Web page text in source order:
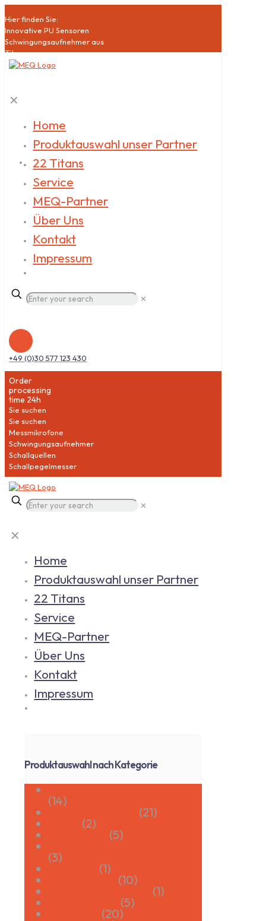
Hier finden Sie:
Innovative PU Sensoren
Schwingungsaufnehmer aus
Titan
Hochsensible Mikrophone
Klasse1 Schallpegelmesser
Datenlogger
Akustische
Messdienstleistungen
✕
Home
Produktauswahl unser Partner
22 Titans
Service
MEQ-Partner
Über Uns
Kontakt
Impressum
✕
+49 (0)30 577 123 430
Order
processing
time 24h
Sie suchen
Sie suchen
Messmikrofone
Schwingungsaufnehmer
Schallquellen
Schallpegelmesser
✕
✕
Home
Produktauswahl unser Partner
22 Titans
Service
MEQ-Partner
Über Uns
Kontakt
Impressum
Produktauswahl nach Kategorie
(14)
(21)
(2)
(5)
(3)
(1)
(10)
(1)
(5)
(20)